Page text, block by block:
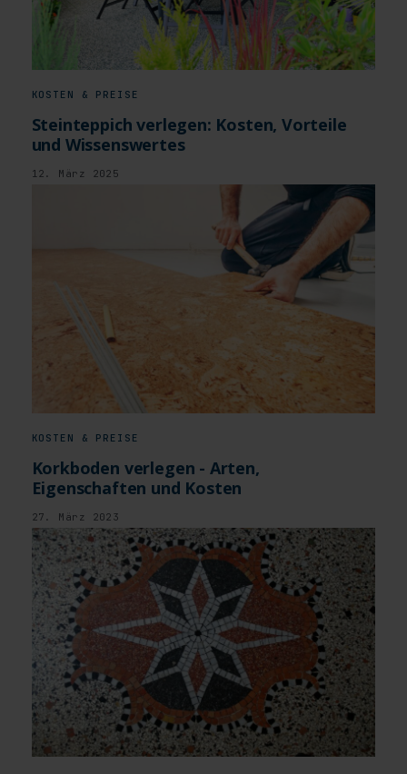
KOSTEN & PREISE
Steinteppich verlegen: Kosten, Vorteile
und Wissenswertes
12. März 2025
KOSTEN & PREISE
Korkboden verlegen - Arten,
Eigenschaften und Kosten
27. März 2023